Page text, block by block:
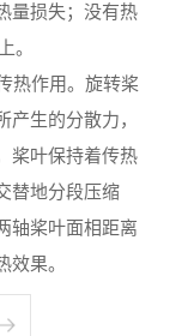
量损失；没有热
。
热作用。旋转桨
生的分散力，
桨叶保持着传热
替地分段压缩
轴桨叶面相距离
果。